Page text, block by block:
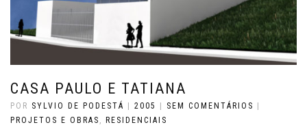
CASA PAULO E TATIANA
POR SYLVIO DE PODESTÁ | 2005 | SEM COMENTÁRIOS |
PROJETOS E OBRAS
RESIDENCIAIS